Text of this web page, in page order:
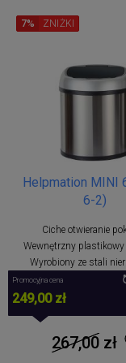
Helpmation MINI
6-2)
Ciche otwieranie
Wewnętrzny
Wyrobiony ze stali
7% ZNIŻKI
Promocyjna cena
249,00 zł
267,00zł